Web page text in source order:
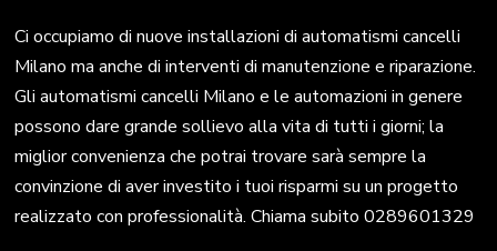
Ci occupiamo di nuove installazioni di automatismi cancelli
Milano ma anche di interventi di manutenzione e riparazione.
Gli automatismi cancelli Milano e le automazioni in genere
possono dare grande sollievo alla vita di tutti i giorni; la
miglior convenienza che potrai trovare sarà sempre la
convinzione di aver investito i tuoi risparmi su un progetto
realizzato con professionalità. Chiama subito 0289601329